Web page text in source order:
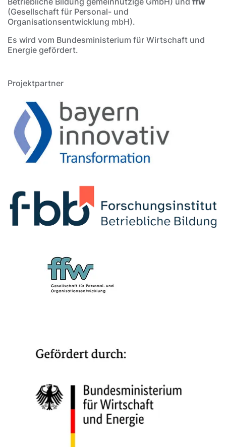
(Gesellschaft für Personal- und
Organisationsentwicklung mbH).
Es wird vom Bundesministerium für Wirtschaft und
Energie gefördert.
Projektpartner